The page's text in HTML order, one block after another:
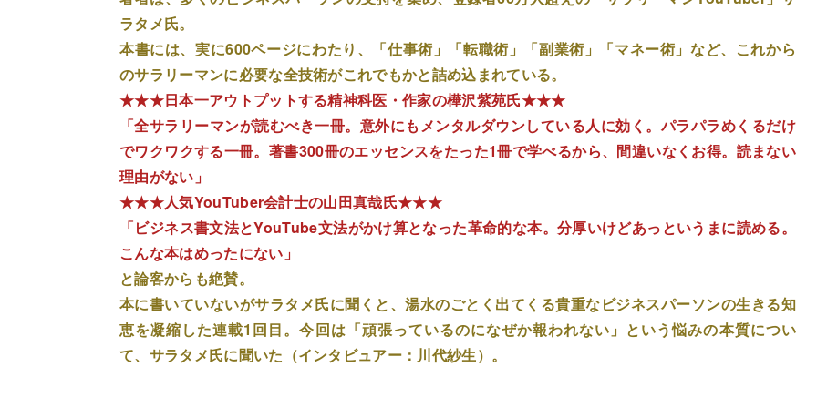
ラタメ氏。
本書には、実に600ページにわたり、「仕事術」「転職術」「副業術」「マネー術」など、これから
のサラリーマンに必要な全技術がこれでもかと詰め込まれている。
★★★日本一アウトプットする精神科医・作家の樺沢紫苑氏★★★
「全サラリーマンが読むべき一冊。意外にもメンタルダウンしている人に効く。パラパラめくるだけ
でワクワクする一冊。著書300冊のエッセンスをたった1冊で学べるから、間違いなくお得。読まない
理由がない」
★★★人気YouTuber会計士の山田真哉氏★★★
「ビジネス書文法とYouTube文法がかけ算となった革命的な本。分厚いけどあっというまに読める。
こんな本はめったにない」
と論客からも絶賛。
本に書いていないがサラタメ氏に聞くと、湯水のごとく出てくる貴重なビジネスパーソンの生きる知
恵を凝縮した連載1回目。今回は「頑張っているのになぜか報われない」という悩みの本質につい
て、サラタメ氏に聞いた（インタビュアー：川代紗生）。